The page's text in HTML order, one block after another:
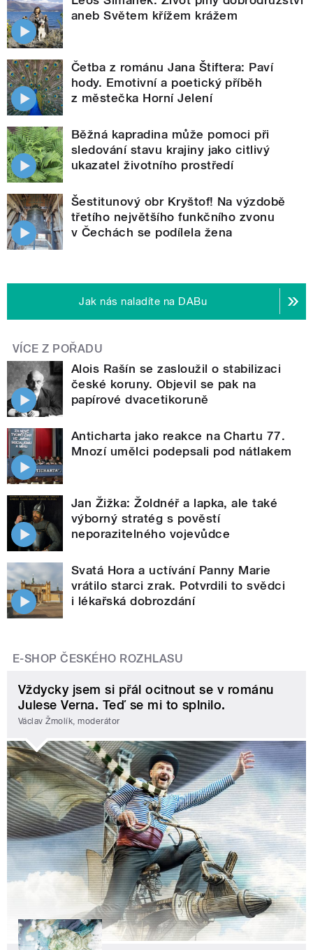
aneb Světem křížem krážem
Četba z románu Jana Štiftera: Paví
hody. Emotivní a poetický příběh
z městečka Horní Jelení
Běžná kapradina může pomoci při
sledování stavu krajiny jako citlivý
ukazatel životního prostředí
Šestitunový obr Kryštof! Na výzdobě
třetího největšího funkčního zvonu
v Čechách se podílela žena
Jak nás naladíte na DABu
VÍCE Z POŘADU
Alois Rašín se zasloužil o stabilizaci
české koruny. Objevil se pak na
papírové dvacetikoruně
Anticharta jako reakce na Chartu 77.
Mnozí umělci podepsali pod nátlakem
Jan Žižka: Žoldnéř a lapka, ale také
výborný stratég s pověstí
neporazitelného vojevůdce
Svatá Hora a uctívání Panny Marie
vrátilo starci zrak. Potvrdili to svědci
i lékařská dobrozdání
E-SHOP ČESKÉHO ROZHLASU
Vždycky jsem si přál ocitnout se v románu
Julese Verna. Teď se mi to splnilo.
Václav Žmolík, moderátor